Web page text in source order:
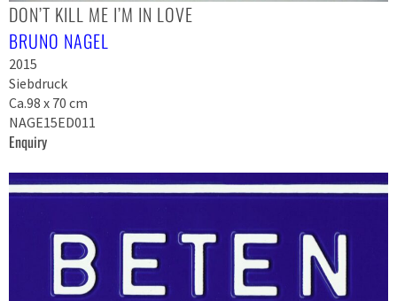
DON’T KILL ME I’M IN LOVE
BRUNO NAGEL
2015
Siebdruck
Ca.98 x 70 cm
NAGE15ED011
Enquiry